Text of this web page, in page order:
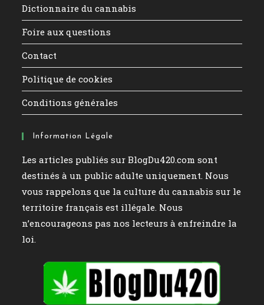
Dictionnaire du cannabis
Foire aux questions
Contact
Politique de cookies
Conditions générales
Information Légale
Les articles publiés sur BlogDu420.com sont
destinés à un public adulte uniquement. Nous
vous rappelons que la culture du cannabis sur le
territoire français est illégale. Nous
n’encourageons pas nos lecteurs à enfreindre la
loi.